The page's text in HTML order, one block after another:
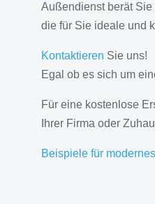
Außendienst berät
die für Sie ideale und
Kontaktieren Sie uns!
Egal ob es sich um
Für eine kostenlose
Ihrer Firma oder
Beispiele für